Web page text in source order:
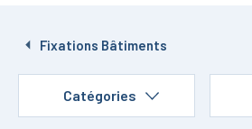
Fixations Bâtiments
Catégories